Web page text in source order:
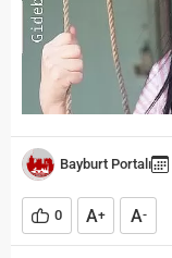
Bayburt Portalı
0 A+ A-